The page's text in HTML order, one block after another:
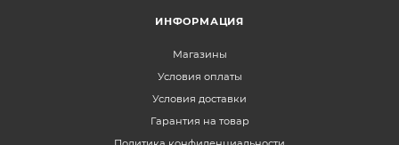
ИНФОРМАЦИЯ
Магазины
Условия оплаты
Условия доставки
Гарантия на товар